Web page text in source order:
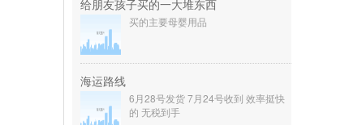
给朋友孩子买的一大堆东西
买的主要母婴用品
海运路线
6月28号发货 7月24号收到 效率挺快
的 无税到手